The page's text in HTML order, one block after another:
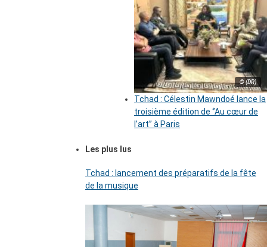
© (DR)
Tchad : Célestin Mawndoé lance la
troisième édition de ‘’Au cœur de
l’art’’ à Paris
Les plus lus
Tchad : lancement des préparatifs de la fête
de la musique